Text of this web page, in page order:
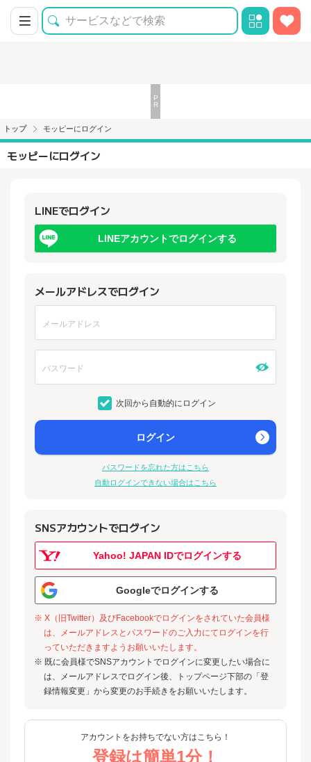
トップ モッピーにログイン
モッピーにログイン
LINEでログイン
LINEアカウントでログインする
メールアドレスでログイン
次回から自動的にログイン
ログイン
パスワードを忘れた方はこちら
自動ログインできない場合はこちら
SNSアカウントでログイン
Yahoo! JAPAN IDでログインする
Googleでログインする
※ X（旧Twitter）及びFacebookでログインをされていた会員様
は、メールアドレスとパスワードのご入力にてログインを行
っていただきますようお願いいたします。
※ 既に会員様でSNSアカウントでログインに変更したい場合に
は、メールアドレスでログイン後、トップページ下部の「登
録情報変更」から変更のお手続きをお願いいたします。
アカウントをお持ちでない方はこちら！
登録は簡単1分！